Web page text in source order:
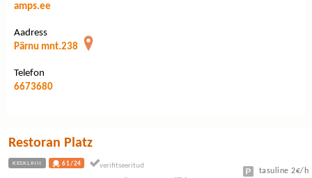
amps.ee
Aadress
Pärnu mnt.238
Telefon
6673680
Restoran Platz
KESKLINN 61/24
tasuline 2€/h